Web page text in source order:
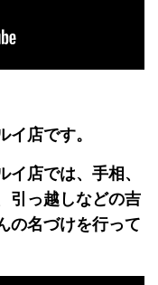
店です。
店では、手相、
引っ越しなどの吉
の名づけを行って